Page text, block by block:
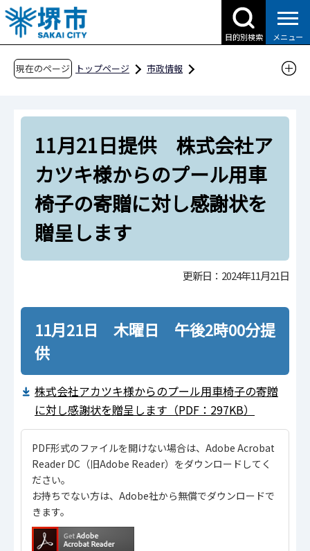
こ
の
ペ
目的別検索 メニュー
現在のページ トップページ
市政情報
報道提供資料
過去の報道提供資料
令和6年
令和6年11月
11月21日提供 株式会社アカツキ様からのプー
ル用車椅子の寄贈に対し感謝状を贈呈します
11月21日提供 株式会社ア
カツキ様からのプール用車
椅子の寄贈に対し感謝状を
贈呈します
更新日：2024年11月21日
11月21日 木曜日 午後2時00分提
供
株式会社アカツキ様からのプール用車椅子の寄贈
に対し感謝状を贈呈します（PDF：297KB）
PDF形式のファイルを開けない場合は、Adobe Acrobat
Reader DC（旧Adobe Reader）をダウンロードしてく
ださい。
お持ちでない方は、Adobe社から無償でダウンロードで
きます。